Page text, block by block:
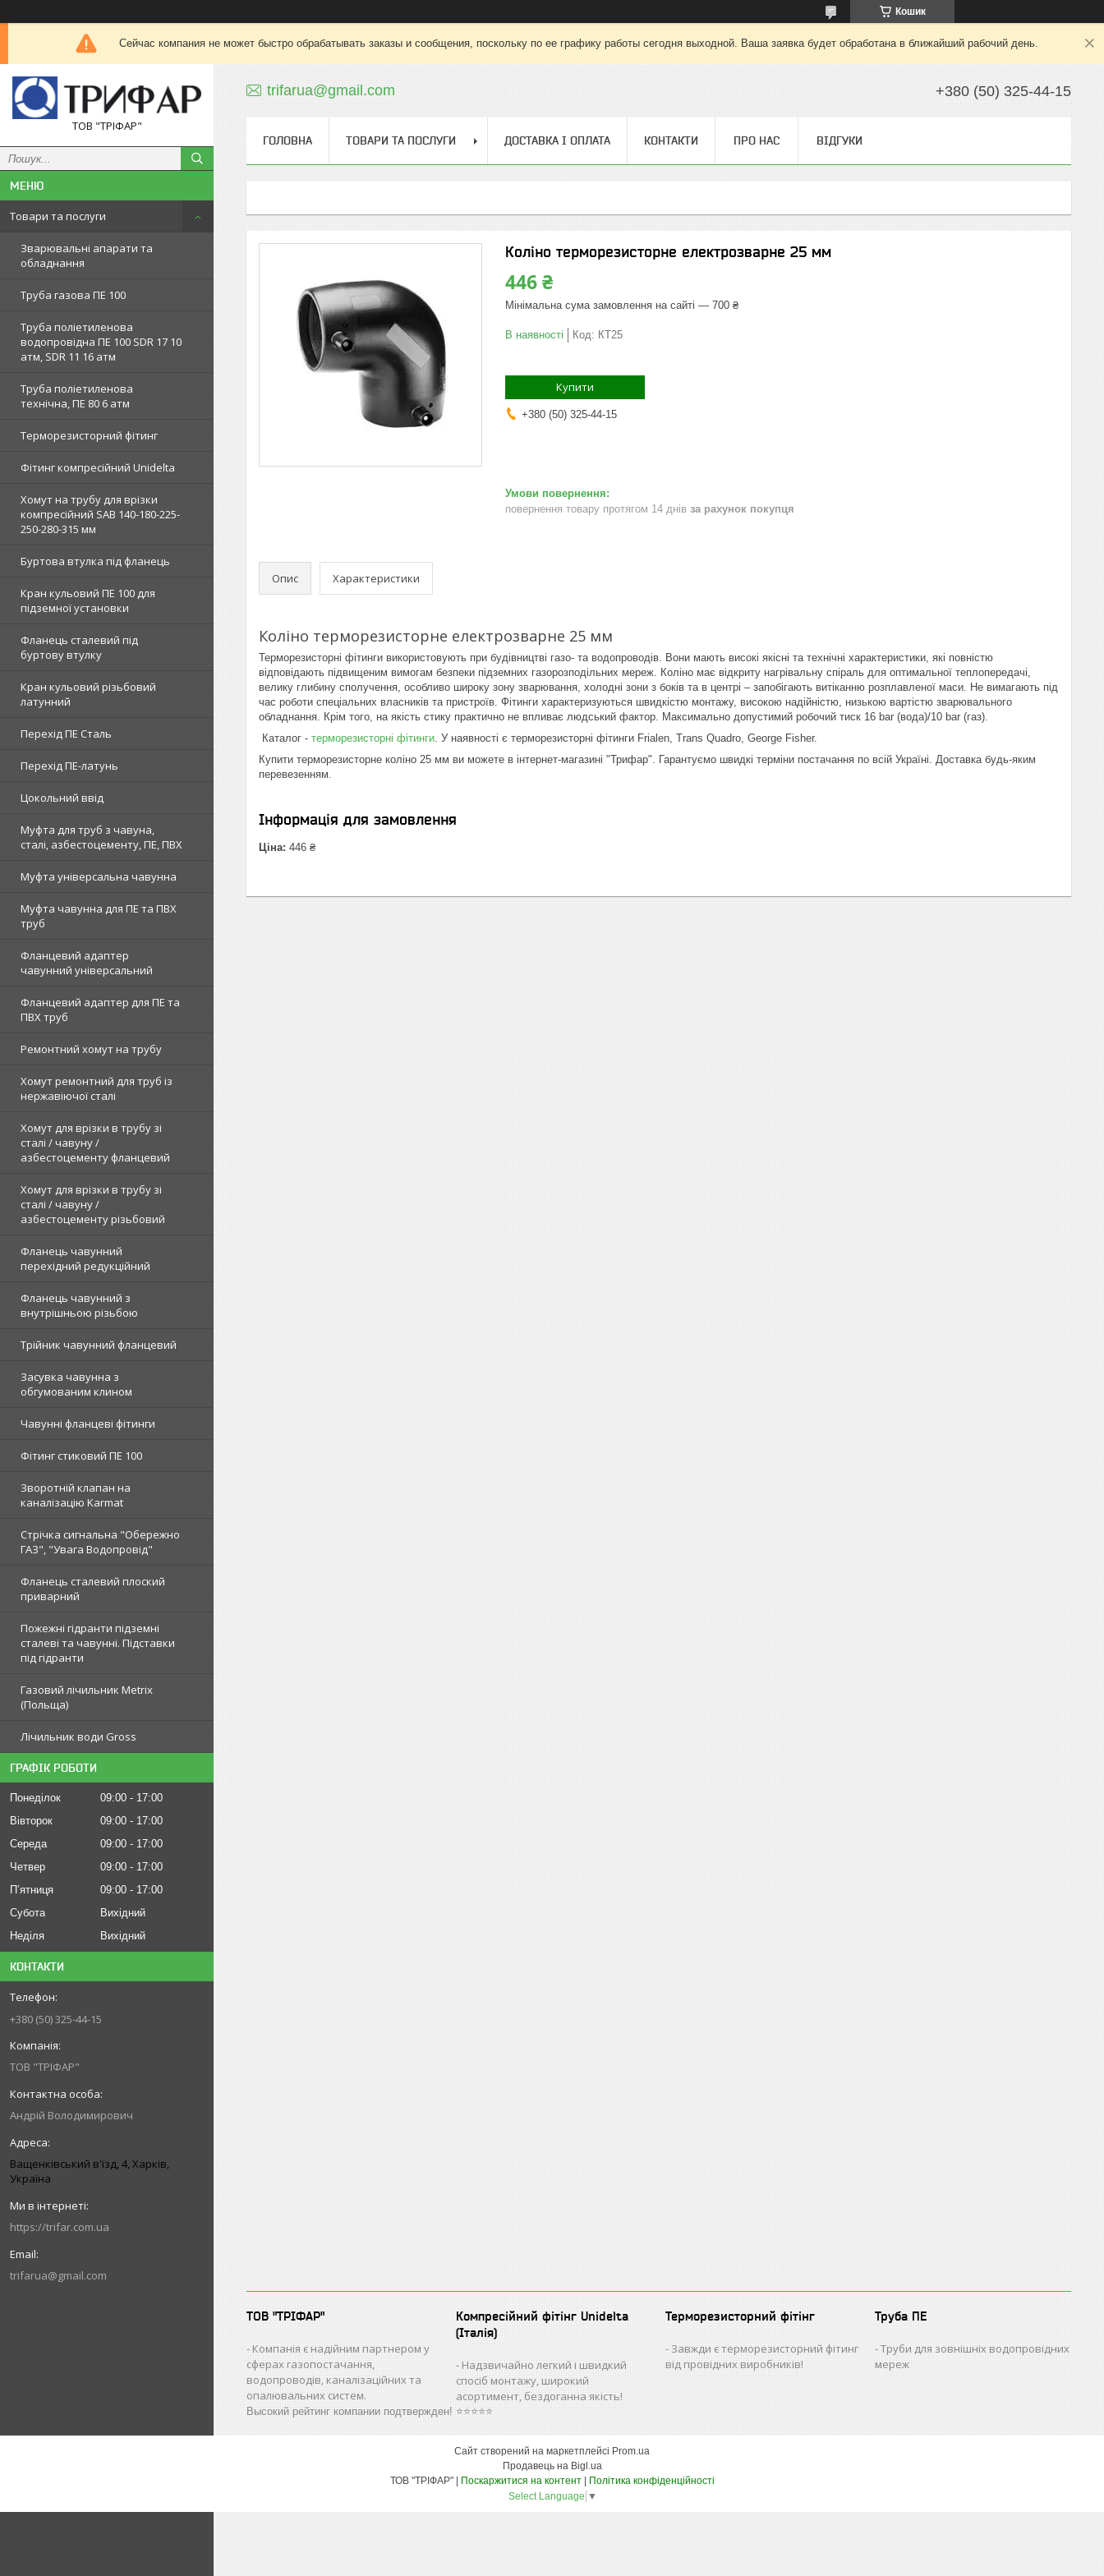
Кошик
Сейчас компания не может быстро обрабатывать заказы и сообщения, поскольку по ее графику работы сегодня выходной. Ваша заявка будет обработана в ближайший рабочий день.
ТОВ "ТРІФАР"
Товари та послуги
Зварювальні апарати та
обладнання
Труба газова ПЕ 100
Труба поліетиленова
водопровідна ПЕ 100 SDR 17 10
атм, SDR 11 16 атм
Труба поліетиленова
технічна, ПЕ 80 6 атм
Терморезисторний фітинг
Фітинг компресійний Unidelta
Хомут на трубу для врізки
компресійний SAB 140-180-225-
250-280-315 мм
Буртова втулка під фланець
Кран кульовий ПЕ 100 для
підземної установки
Фланець сталевий під
буртову втулку
Кран кульовий різьбовий
латунний
Перехід ПЕ Сталь
Перехід ПЕ-латунь
Цокольний ввід
Муфта для труб з чавуна,
сталі, азбестоцементу, ПЕ, ПВХ
Муфта універсальна чавунна
Муфта чавунна для ПЕ та ПВХ
труб
Фланцевий адаптер
чавунний універсальний
Фланцевий адаптер для ПЕ та
ПВХ труб
Ремонтний хомут на трубу
Хомут ремонтний для труб із
нержавіючої сталі
Хомут для врізки в трубу зі
сталі / чавуну /
азбестоцементу фланцевий
Хомут для врізки в трубу зі
сталі / чавуну /
азбестоцементу різьбовий
Фланець чавунний
перехідний редукційний
Фланець чавунний з
внутрішньою різьбою
Трійник чавунний фланцевий
Засувка чавунна з
обгумованим клином
Чавунні фланцеві фітинги
Фітинг стиковий ПЕ 100
Зворотній клапан на
каналізацію Karmat
Стрічка сигнальна "Обережно
ГАЗ", "Увага Водопровід"
Фланець сталевий плоский
приварний
Пожежні гідранти підземні
сталеві та чавунні. Підставки
під гідранти
Газовий лічильник Metrix
(Польща)
Лічильник води Gross
ГРАФІК РОБОТИ
Понеділок 09:00
17:00
Вівторок
09:00
17:00
Середа
09:00
17:00
Четвер
09:00
17:00
Пʼятниця
09:00
17:00
Субота
Вихідний
Неділя
Вихідний
КОНТАКТИ
+380 (50) 325-44-15
ТОВ "ТРІФАР"
Андрій Володимирович
Ващенківський в'їзд, 4, Харків,
Україна
https://trifar.com.ua
trifarua@gmail.com
trifarua@gmail.com +380 (50) 325-44-15
ГОЛОВНА ТОВАРИ ТА ПОСЛУГИ ДОСТАВКА І ОПЛАТА КОНТАКТИ ПРО НАС ВІДГУКИ
Коліно терморезисторне електрозварне 25 мм
446 ₴
Мінімальна сума замовлення на сайті — 700 ₴
В наявності Код: КТ25
Купити
+380 (50) 325-44-15
повернення товару протягом 14 днів за рахунок покупця
Опис Характеристики
Коліно терморезисторне електрозварне 25 мм
Терморезисторні фітинги використовують при будівництві газо- та водопроводів. Вони мають високі якісні та технічні характеристики, які повністю
відповідають підвищеним вимогам безпеки підземних газорозподільних мереж. Коліно має відкриту нагрівальну спіраль для оптимальної теплопередачі,
велику глибину сполучення, особливо широку зону зварювання, холодні зони з боків та в центрі – запобігають витіканню розплавленої маси. Не вимагають під
час роботи спеціальних власників та пристроїв. Фітинги характеризуються швидкістю монтажу, високою надійністю, низькою вартістю зварювального
обладнання. Крім того, на якість стику практично не впливає людський фактор. Максимально допустимий робочий тиск 16 bar (вода)/10 bar (газ).
Каталог - терморезисторні фітинги. У наявності є терморезисторні фітинги Frialen, Trans Quadro, George Fisher.
Купити терморезисторне коліно 25 мм ви можете в інтернет-магазині "Трифар". Гарантуємо швидкі терміни постачання по всій Україні. Доставка будь-яким
перевезенням.
Інформація для замовлення
Ціна: 446 ₴
ТОВ "ТРІФАР"
Компанія є надійним партнером у
сферах газопостачання,
водопроводів, каналізаційних та
опалювальних систем.
Компресійний фітінг Unidelta
(Італія)
Надзвичайно легкий і швидкий
спосіб монтажу, широкий
асортимент, бездоганна якість!
Терморезисторний фітінг
Завжди є терморезисторний фітинг
від провідних виробників!
Труба ПЕ
Труби для зовнішніх водопровідних
мереж
Высокий рейтинг компании подтвержден! ⭐⭐⭐⭐⭐
Сайт створений на маркетплейсі Prom.ua
Продавець на Bigl.ua
Поскаржитися на контент
Політика конфіденційності
Select Language ▼